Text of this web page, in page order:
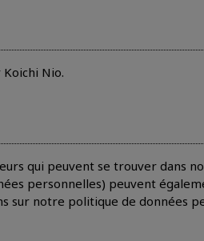
Nio.
qui peuvent se trouver dans
personnelles) peuvent
sur notre politique de données